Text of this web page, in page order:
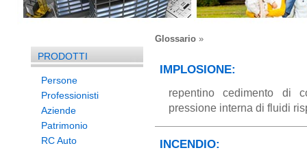
PRODOTTI
Persone
Professionisti
Aziende
Patrimonio
RC Auto
Glossario »
IMPLOSIONE:
repentino cedimento di
pressione interna di fluidi
INCENDIO: